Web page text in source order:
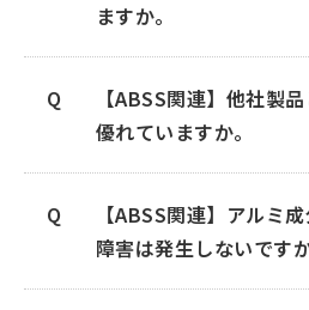
ますか。
直吹きでのご使用は可
ただし、弊社発行の保
アルに則っての作業をお
（ABSS NEOは保証対
【ABSS関連】他社製
優れていますか。
【ABSS関連】アルミ
障害は発生しないですか
アルミ成分により一定